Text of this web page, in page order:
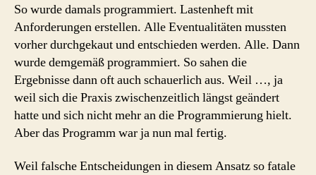
So wurde damals programmiert. Lastenheft mit
Anforderungen erstellen. Alle Eventualitäten mussten
vorher durchgekaut und entschieden werden. Alle. Dann
wurde demgemäß programmiert. So sahen die
Ergebnisse dann oft auch schauerlich aus. Weil …, ja
weil sich die Praxis zwischenzeitlich längst geändert
hatte und sich nicht mehr an die Programmierung hielt.
Aber das Programm war ja nun mal fertig.
Weil falsche Entscheidungen in diesem Ansatz so fatale